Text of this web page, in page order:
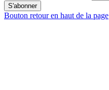
Bouton retour en haut de la page